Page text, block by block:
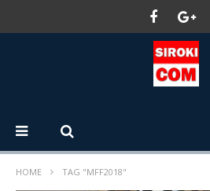
HOME TAG "MFF2018"